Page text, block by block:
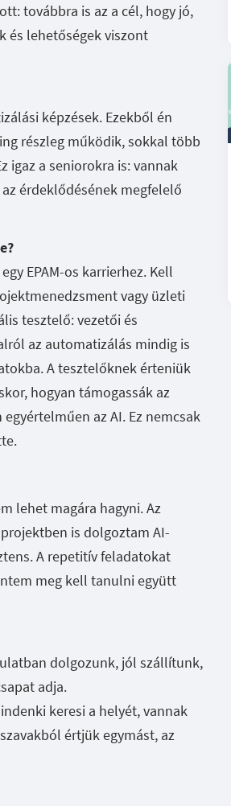
továbbra is az a cél, hogy jó,
és lehetőségek viszont
képzések. Ezekből én
részleg működik, sokkal több
igaz a seniorokra is: vannak
érdeklődésének megfelelő
EPAM-os karrierhez. Kell
vagy üzleti
tesztelő: vezetői és
az automatizálás mindig is
A tesztelőknek érteniük
hogyan támogassák az
az AI. Ez nemcsak
lehet magára hagyni. Az
is dolgoztam AI-
A repetitív feladatokat
meg kell tanulni együtt
dolgozunk, jól szállítunk,
adja.
keresi a helyét, vannak
értjük egymást, az